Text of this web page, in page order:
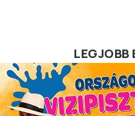
LEGJOBB